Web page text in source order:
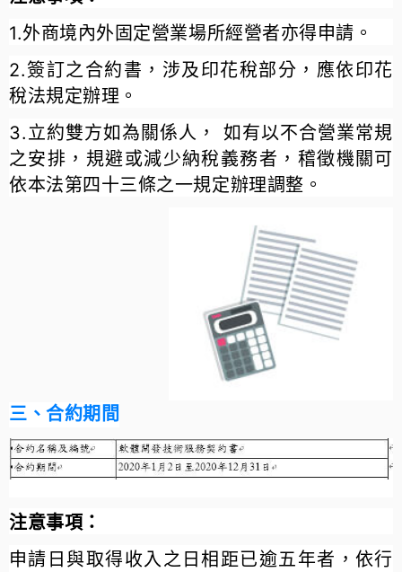
1.外商境內外固定營業場所經營者亦得申請。
2.簽訂之合約書，涉及印花稅部分，應依印花
稅法規定辦理。
3.立約雙方如為關係人， 如有以不合營業常規
之安排，規避或減少納稅義務者，稽徵機關可
依本法第四十三條之一規定辦理調整。
三、合約期間
注意事項：
申請日與取得收入之日相距已逾五年者，依行